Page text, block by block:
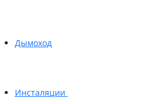
Дымоход
Инсталяции